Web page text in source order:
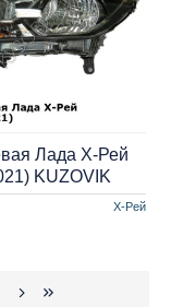
Х-Рей
Лада Х-Рей
KUZOVIK